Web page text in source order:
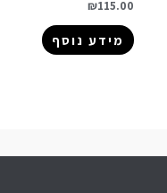
₪115.00
מידע נוסף